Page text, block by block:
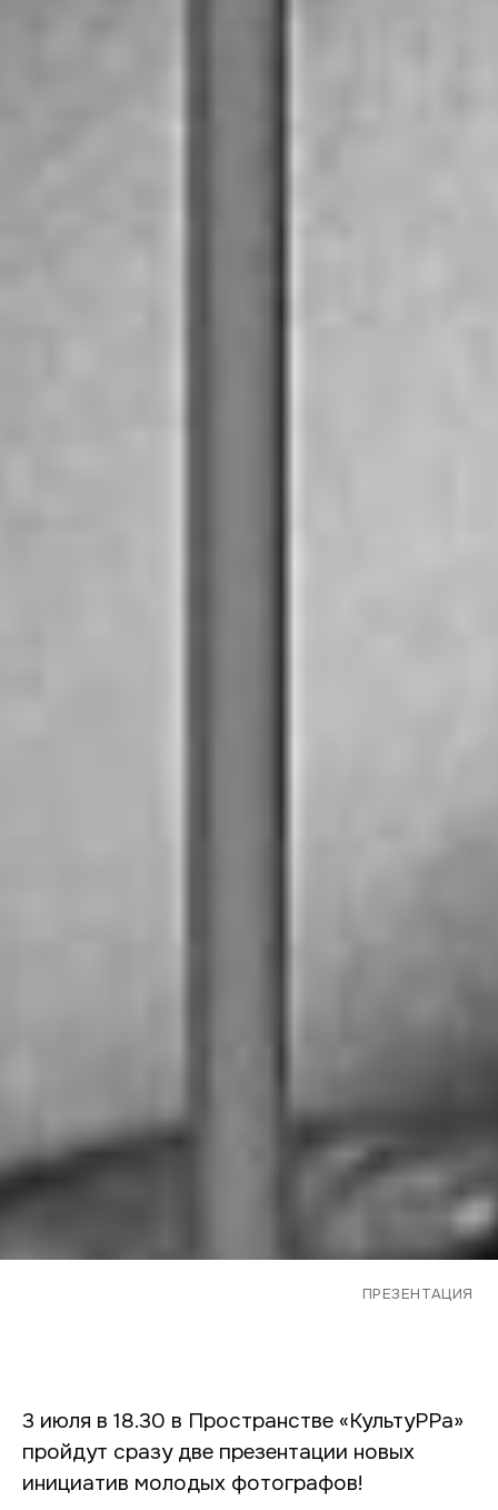
ПРЕЗЕНТАЦИЯ
3 июля в 18.30 в Пространстве «КультуРРа»
пройдут сразу две презентации новых
инициатив молодых фотографов!